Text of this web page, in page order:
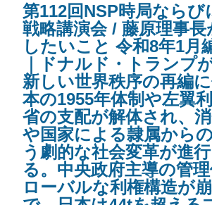
第112回NSP時局ならび
戦略講演会 / 藤原理事
したいこと 令和8年1月
｜ドナルド・トランプ
新しい世界秩序の再編
本の1955年体制や左翼
省の支配が解体され、
や国家による隷属から
う劇的な社会変革が進
る。中央政府主導の管
ローバルな利権構造が